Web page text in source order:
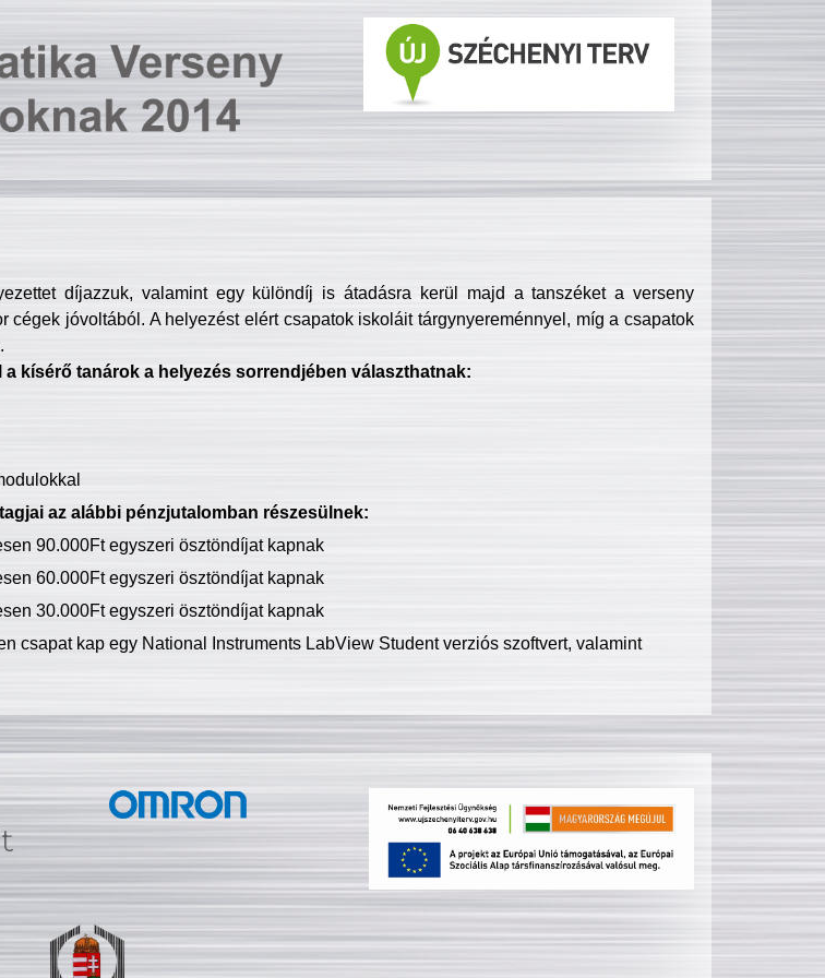
díjazzuk, valamint egy különdíj is átadásra kerül majd a tanszéket a verseny
cégek jóvoltából. A helyezést elért csapatok iskoláit tárgynyereménnyel, míg a csapatok
kísérő tanárok a helyezés sorrendjében választhatnak:
az alábbi pénzjutalomban részesülnek:
90.000Ft egyszeri ösztöndíjat kapnak
60.000Ft egyszeri ösztöndíjat kapnak
30.000Ft egyszeri ösztöndíjat kapnak
csapat kap egy National Instruments LabView Student verziós szoftvert, valamint